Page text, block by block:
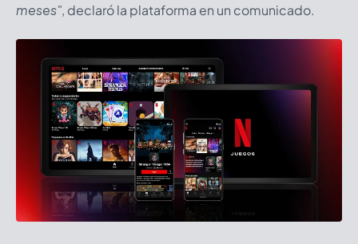
meses", declaró la plataforma en un comunicado.